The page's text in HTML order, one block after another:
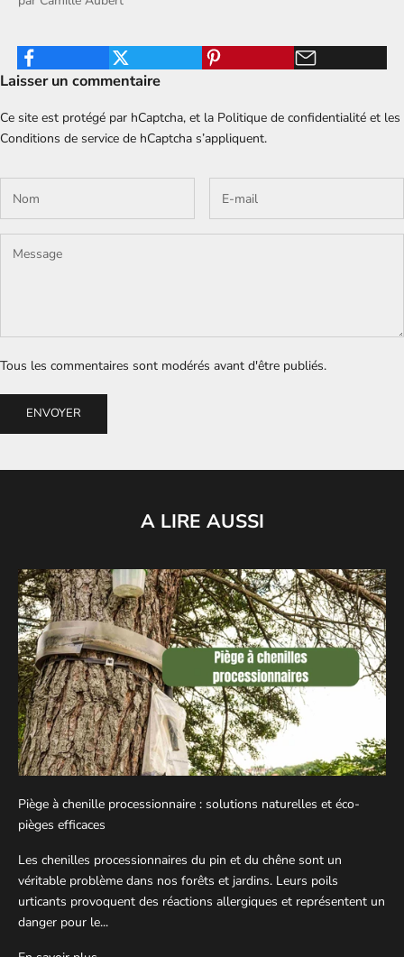
Laisser un commentaire
Ce site est protégé par hCaptcha, et la Politique de confidentialité et les
Conditions de service de hCaptcha s’appliquent.
Tous les commentaires sont modérés avant d'être publiés.
ENVOYER
A LIRE AUSSI
Piège à chenille processionnaire : solutions naturelles et éco-
pièges efficaces
Les chenilles processionnaires du pin et du chêne sont un
véritable problème dans nos forêts et jardins. Leurs poils
urticants provoquent des réactions allergiques et représentent un
danger pour le...